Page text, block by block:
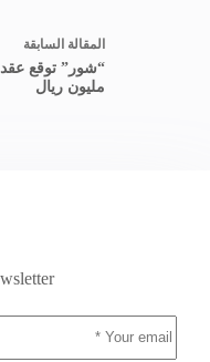
المقالة السابقة
مليون ريال